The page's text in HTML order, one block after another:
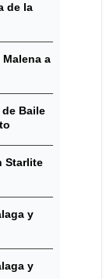
de la
a
Baile
Starlite
y
y